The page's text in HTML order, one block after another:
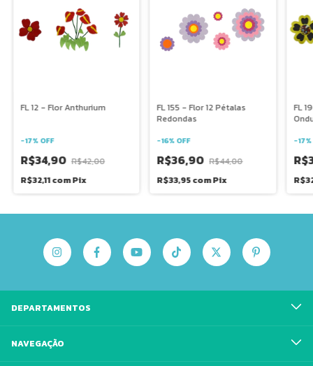
FL 12 - Flor Anthurium
-17% OFF
R$34,90 R$42,00
R$32,11comPix
FL 155 - Flor 12 Pétalas
Redondas
-16% OFF
R$36,90 R$44,00
R$33,95comPix
FL
-17%
DEPARTAMENTOS
NAVEGAÇÃO